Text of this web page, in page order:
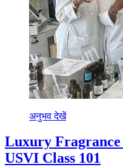
अनुभव देखें
Luxury Fragrance
USVI Class 101